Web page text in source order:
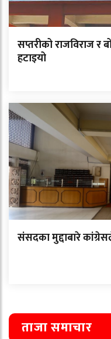
सप्तरीको राजविराज र
हटाइयो
संसदका मुद्दाबारे
ताजा समाचार